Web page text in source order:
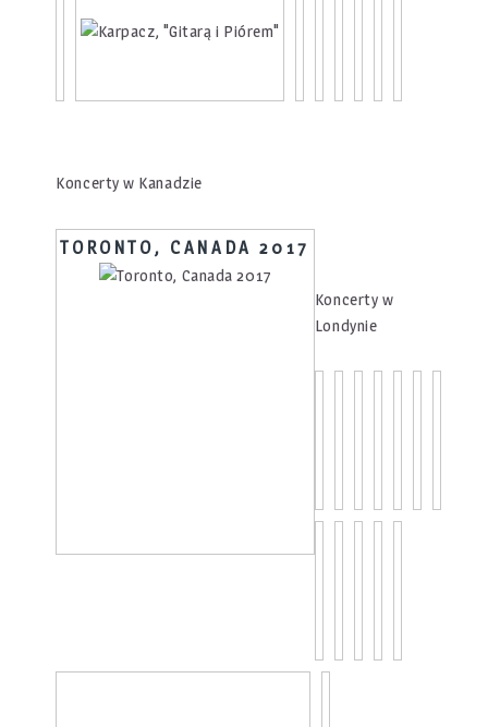
Koncerty w Kanadzie
TORONTO, CANADA 2017
Koncerty w
Londynie